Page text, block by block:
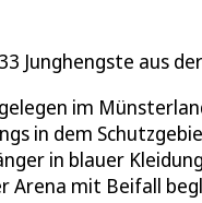
aus
im
in dem
in blauer
Arena mit Beifall